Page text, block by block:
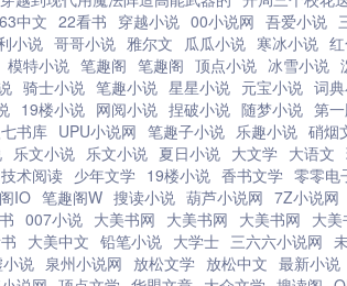
中文 22看书 穿越小说 00小说网 吾爱小说
小说 哥哥小说 雅尔文 瓜瓜小说 寒冰小说
模特小说 笔趣阁 笔趣阁 顶点小说 冰雪小说
骑士小说 笔趣小说 星星小说 元宝小说 词
19楼小说 网阅小说 捏破小说 随梦小说 第
书库 UPU小说网 笔趣子小说 乐趣小说 硝烟
乐文小说 乐文小说 夏日小说 大文学 大语文
技术阅读 少年文学 19楼小说 香书文学 零零电
IO 笔趣阁W 搜读小说 葫芦小说网 7Z小说网
007小说 大美书网 大美书网 大美书网 大美
大美中文 铅笔小说 大学士 三六六小说网
说 泉州小说网 放松文学 放松中文 最新小说